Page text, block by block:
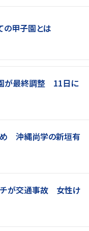
の甲子園とは
が最終調整 11日に
め 沖縄尚学の新垣有
チが交通事故 女性け